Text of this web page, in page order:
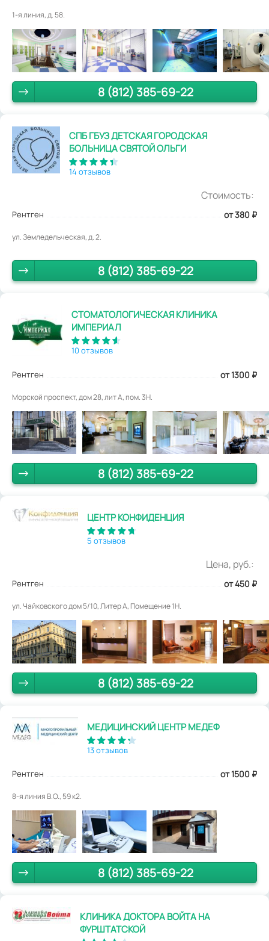
1-я линия, д. 58.
8 (812) 385-69-22
СПБ ГБУЗ ДЕТСКАЯ ГОРОДСКАЯ
БОЛЬНИЦА СВЯТОЙ ОЛЬГИ
14 отзывов
Стоимость:
Рентген от 380 ₽
ул. Земледельческая, д. 2.
8 (812) 385-69-22
СТОМАТОЛОГИЧЕСКАЯ КЛИНИКА
ИМПЕРИАЛ
10 отзывов
Рентген от 1300 ₽
Морской проспект, дом 28, лит А, пом. 3Н.
8 (812) 385-69-22
ЦЕНТР КОНФИДЕНЦИЯ
5 отзывов
Цена, руб.:
Рентген от 450 ₽
ул. Чайковского дом 5/10, Литер А, Помещение 1Н.
8 (812) 385-69-22
МЕДИЦИНСКИЙ ЦЕНТР МЕДЕФ
13 отзывов
Рентген от 1500 ₽
8-я линия В.О., 59 к2.
8 (812) 385-69-22
КЛИНИКА ДОКТОРА ВОЙТА НА
ФУРШТАТСКОЙ